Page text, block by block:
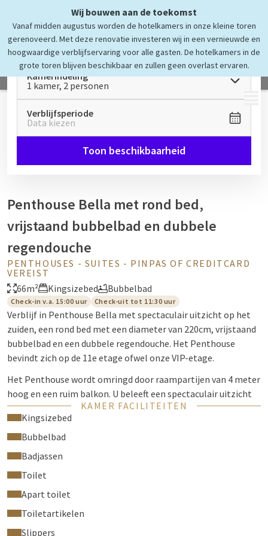
Wij bouwen aan de toekomst
Vanaf midden augustus worden de hotelkamers in onze kleine toren
gerenoveerd. Met deze renovatie investeren wij in een vernieuwde en
hoogwaardige verblijfservaring voor alle gasten. De hotelkamers in de
grote toren blijven beschikbaar en zullen geen overlast ervaren.
MENU
Kamerindeling
1 kamer, 2 personen
Verblijfsperiode
Data kiezen
Toon beschikbaarheid
Penthouse Bella met rond bed,
vrijstaand bubbelbad en dubbele
regendouche
PENTHOUSES - SUITES - PINPAS OF CREDITCARD
VEREIST
66m²
Kingsizebed Bubbelbad
Check-in v.a. 15:00 uur Check-uit tot 11:30 uur
Verblijf in Penthouse Bella met spectaculair uitzicht op het
zuiden, een rond bed met een diameter van 220cm, vrijstaand
bubbelbad en een dubbele regendouche. Het Penthouse
bevindt zich op de 11e etage ofwel onze VIP-etage.
Het Penthouse wordt omringd door raampartijen van 4 meter
hoog en een ruim balkon. U beleeft een spectaculair uitzicht
vanuit een rond bed. De kamer heeft een totale oppervlakte
van maar liefst 66 m2. Het Penthouse van Van der Valk Hotel
Venlo is tevens voorzien van een goedgevulde minibar met
verschillende soorten frisdranken, wijn en bier, waar u gratis
koffiemachine, strijkplank & -ijzer en kluis voor een laptop of
andere waardevolle spullen. Al onze kamers hebben een apart
toilet. Geniet tevens van alle mogelijkheden van de 2 smart-
KAMER FACILITEITEN
Kingsizebed
Bubbelbad
Badjassen
Toilet
Apart toilet
Toiletartikelen
Slippers